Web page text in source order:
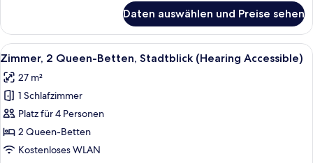
anzeigen
1 King-
Bett
und
Stadtblick
(Hearing
Accessible)
Daten auswählen und Preise sehen
Alle
Fotos
für
Zimmer,
2 Queen-
Betten,
Stadtblick
Ein modernes Hotelzimmer mit zwei
6
Zimmer, 2 Queen-Betten, Stadtblick (Hearing Accessible)
27 m²
1 Schlafzimmer
Platz für 4 Personen
2 Queen-Betten
Kostenloses WLAN